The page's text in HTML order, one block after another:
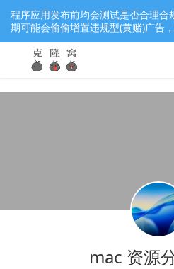
mac 资源
程序应用发布前均会测试是否合理合
期可能会偷偷增置违规型(黄赌)广告
馈窝长进行处理，共同监督维护良好